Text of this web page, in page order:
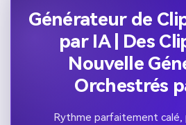
Générateur de
par IA | Des
Nouvelle
Orchestrés
Rythme parfaitement calé,